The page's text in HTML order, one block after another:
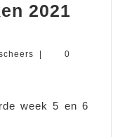
2021
marieke
0
week 5 en 6